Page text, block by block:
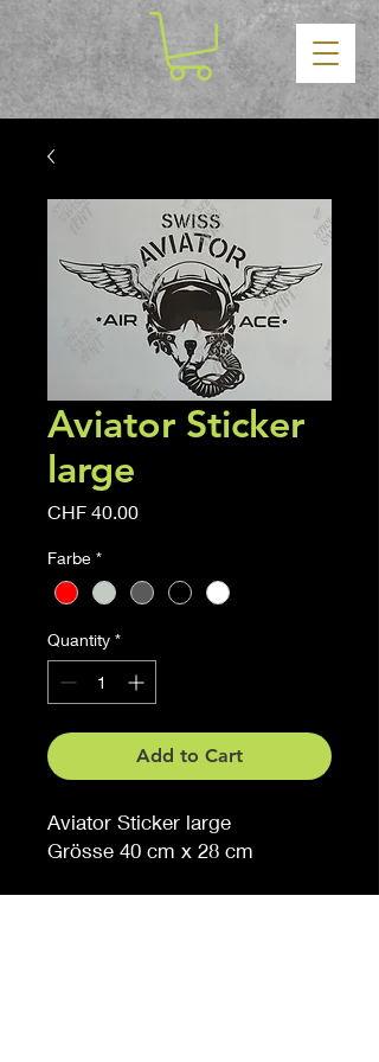
Aviator Sticker
large
CHF 40.00Price
Farbe *
Quantity *
Add to Cart
Aviator Sticker large
Grösse 40 cm x 28 cm